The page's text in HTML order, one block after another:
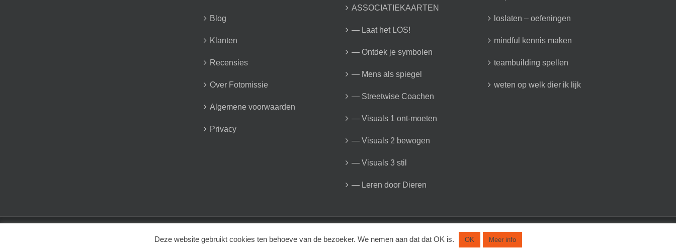
Blog
Klanten
Recensies
Over Fotomissie
Algemene voorwaarden
Privacy
ASSOCIATIEKAARTEN
— Laat het LOS!
— Ontdek je symbolen
— Mens als spiegel
— Streetwise Coachen
— Visuals 1 ont-moeten
— Visuals 2 bewogen
— Visuals 3 stil
— Leren door Dieren
loslaten – oefeningen
mindful kennis maken
teambuilding spellen
weten op welk dier ik lijk
© 2023 Fotomissie | All Rights Reserved | Styled by Websitewinkel | Fotomissie: T 0616824701 | E info@fotomissie.nl
Deze website gebruikt cookies ten behoeve van de bezoeker. We nemen aan dat dat OK is. OK Meer info